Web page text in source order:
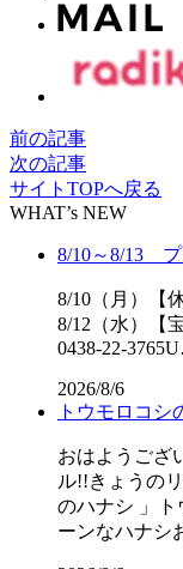
前の記事
次の記事
サイトTOPへ戻る
WHAT’s NEW
8/10～8/13 プ
8/10（月）【
8/12（水）【
0438-22-
2026/8/6
トウモロコシ
おはようござ
ル!!きょうの
のハナシ 」ト
ーンなハナ